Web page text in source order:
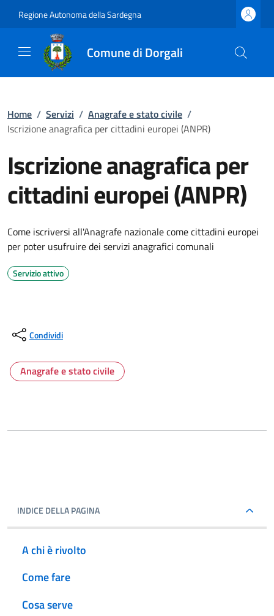
Regione Autonoma della Sardegna
Comune di Dorgali
Home / Servizi / Anagrafe e stato civile /
Iscrizione anagrafica per cittadini europei (ANPR)
Iscrizione anagrafica per
cittadini europei (ANPR)
Come iscriversi all'Anagrafe nazionale come cittadini europei
per poter usufruire dei servizi anagrafici comunali
Servizio attivo
Condividi
Anagrafe e stato civile
INDICE DELLA PAGINA
A chi è rivolto
Come fare
Cosa serve